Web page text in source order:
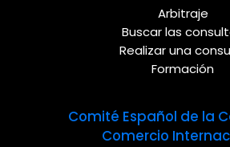
Arbitraje
Buscar las
Realizar una
Formación
Comité Español de la
Comercio